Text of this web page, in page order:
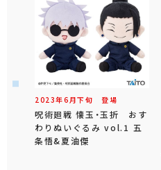
2023年6 月下旬 登場
呪術廻戦 懐玉・玉折 おす
わりぬいぐるみ vol.1 五
条悟&夏油傑